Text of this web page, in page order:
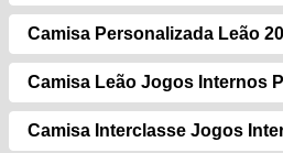
Camisa Personalizada Leão
Camisa Leão Jogos Internos
Camisa Interclasse Jogos